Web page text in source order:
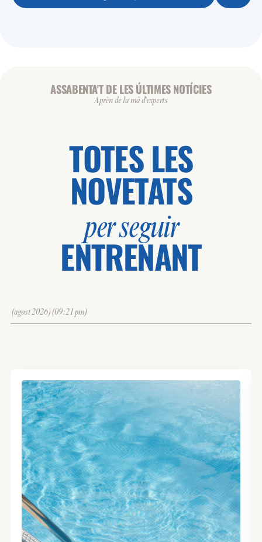
ASSABENTA'T DE LES ÚLTIMES NOTÍCIES
Aprèn de la mà d'experts
TOTES LES
NOVETATS
per seguir
ENTRENANT
(agost 2026)(09:21 pm)